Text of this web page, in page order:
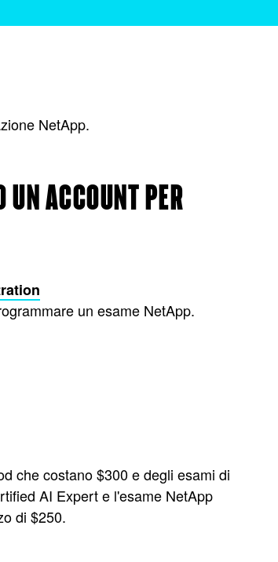
NetApp.
UN ACCOUNT PER
un esame NetApp.
che costano $300 e degli esami di
AI Expert e l'esame NetApp
di $250.